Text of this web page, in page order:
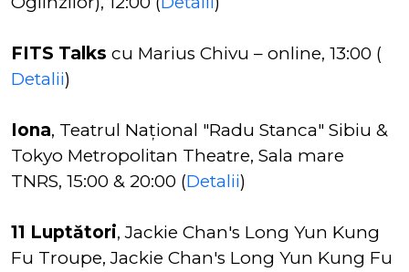
FITS Talks cu Marius Chivu – online, 13:00 (
Detalii)
Iona, Teatrul Naţional "Radu Stanca" Sibiu &
Tokyo Metropolitan Theatre, Sala mare
TNRS, 15:00 & 20:00 (Detalii)
11 Luptători, Jackie Chan's Long Yun Kung
Fu Troupe, Jackie Chan's Long Yun Kung Fu